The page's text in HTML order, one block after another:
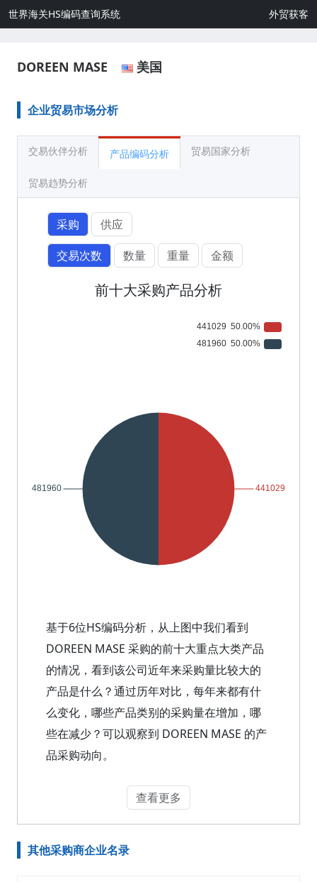
世界海关HS编码查询系统 外贸获客
DOREEN MASE 美国
企业贸易市场分析
交易伙伴分析 产品编码分析 贸易国家分析
贸易趋势分析
采购
供应
交易次数
数量 重量 金额
前十大采购产品分析
基于6位HS编码分析，从上图中我们看到
DOREEN MASE 采购的前十大重点大类产品
的情况，看到该公司近年来采购量比较大的
产品是什么？通过历年对比，每年来都有什
么变化，哪些产品类别的采购量在增加，哪
些在减少？可以观察到 DOREEN MASE 的产
品采购动向。
查看更多
其他采购商企业名录